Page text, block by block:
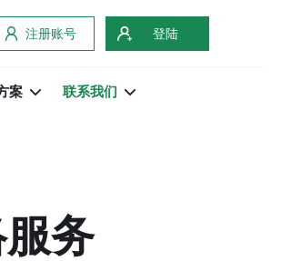
注册账号 登陆
案 联系我们
务